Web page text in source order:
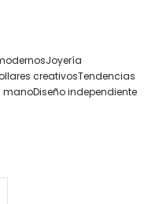
creativosTendencias
independiente